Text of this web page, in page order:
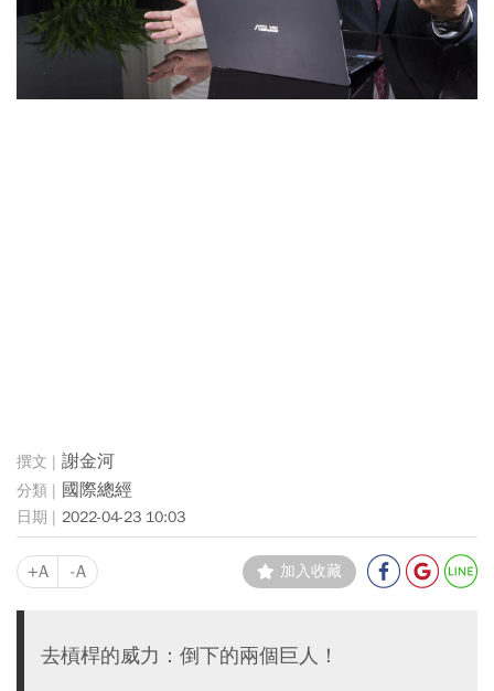
謝金河
國際總經
2022-04-23 10:03
+A -A 加入收藏
去槓桿的威力：倒下的兩個巨人！